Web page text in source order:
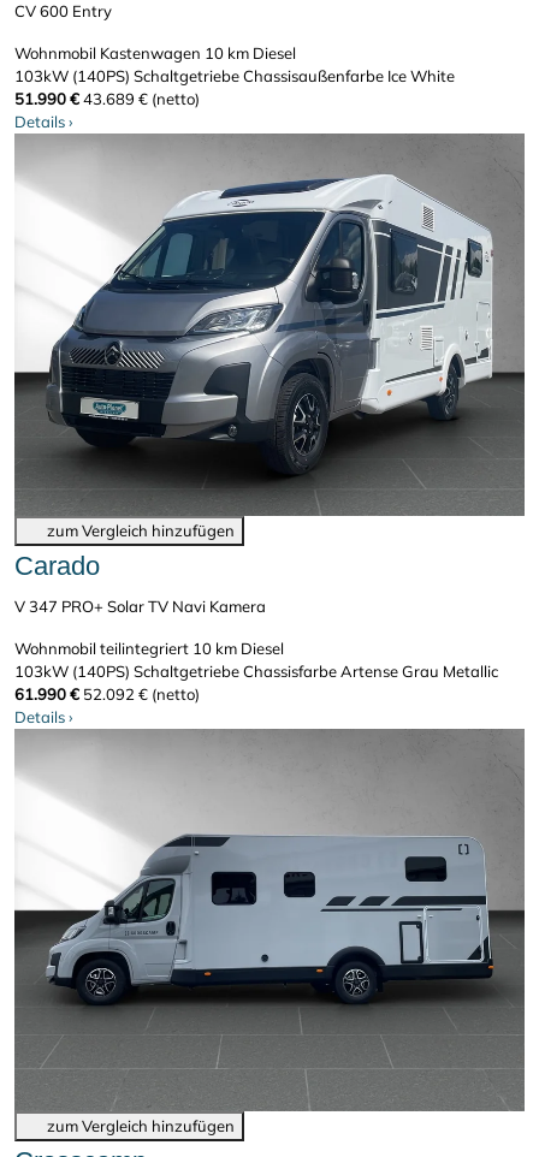
CV 600 Entry
Wohnmobil Kastenwagen 10 km Diesel
103kW (140PS) SchaltgetriebeChassisaußenfarbe Ice White
51.990 €43.689 € (netto)
Details›
zum Vergleich hinzufügen
Carado
V 347 PRO+ Solar TV Navi Kamera
Wohnmobil teilintegriert 10 km Diesel
103kW (140PS) SchaltgetriebeChassisfarbe Artense Grau Metallic
61.990 € 52.092 € (netto)
Details›
zum Vergleich hinzufügen